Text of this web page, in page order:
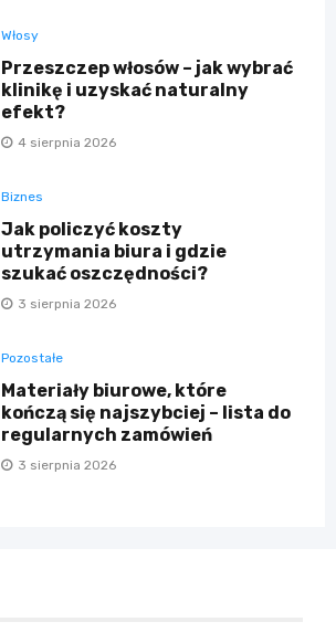
Włosy
Przeszczep włosów – jak wybrać
klinikę i uzyskać naturalny
efekt?
4 sierpnia 2026
Biznes
Jak policzyć koszty
utrzymania biura i gdzie
szukać oszczędności?
3 sierpnia 2026
Pozostałe
Materiały biurowe, które
kończą się najszybciej – lista do
regularnych zamówień
3 sierpnia 2026